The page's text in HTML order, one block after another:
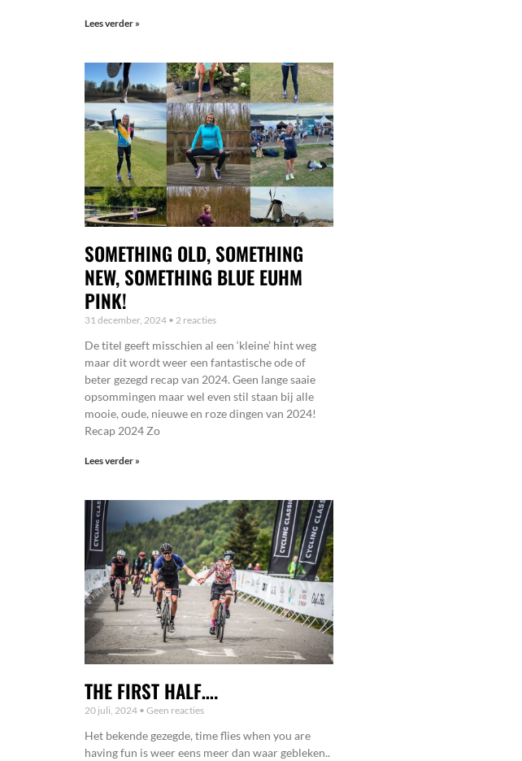
Lees verder »
SOMETHING OLD, SOMETHING
NEW, SOMETHING BLUE EUHM
PINK!
31 december, 2024 2 reacties
De titel geeft misschien al een ‘kleine’ hint weg
maar dit wordt weer een fantastische ode of
beter gezegd recap van 2024. Geen lange saaie
opsommingen maar wel even stil staan bij alle
mooie, oude, nieuwe en roze dingen van 2024!
Recap 2024 Zo
Lees verder »
THE FIRST HALF….
20 juli, 2024 Geen reacties
Het bekende gezegde, time flies when you are
having fun is weer eens meer dan waar gebleken..